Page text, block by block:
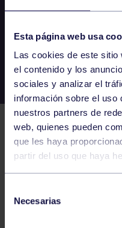
Esta página web usa
Las cookies de este sitio
el contenido y los
sociales y analizar el
información sobre el uso
nuestros partners de
web, quienes pueden
que les haya
partir del uso que haya
Necesarias